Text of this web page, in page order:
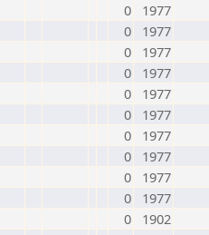
0
1977
0
1977
0
1977
0
1977
0
1977
0
1977
0
1977
0
1977
0
1977
0
1977
0
1902